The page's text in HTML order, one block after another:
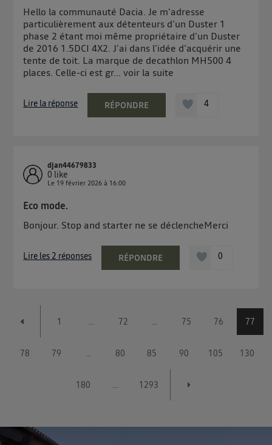
Hello la communauté Dacia. Je m'adresse
particulièrement aux détenteurs d'un Duster 1
phase 2 étant moi même propriétaire d'un Duster
de 2016 1.5DCI 4X2. J'ai dans l'idée d'acquérir une
tente de toit. La marque de decathlon MH500 4
places. Celle-ci est gr...voir la suite
Lire la réponse RÉPONDRE 4
djan44679833
0 like
Le 19 février 2026 à 16:00
Eco mode.
Bonjour. Stop and starter ne se déclencheMerci
Lire les 2 réponses RÉPONDRE 0
1 ... 72 ... 75 76 77
78 79 ... 80 85 90 105 130
180 ... 1293